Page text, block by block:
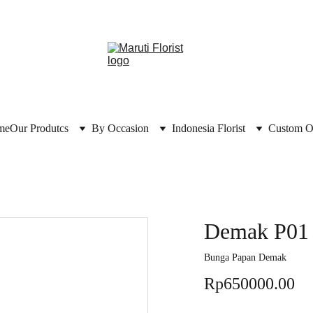
Our Produtcs By Occasion Indonesia Florist Custom
Demak P01
Bunga Papan Demak
Rp650000.00